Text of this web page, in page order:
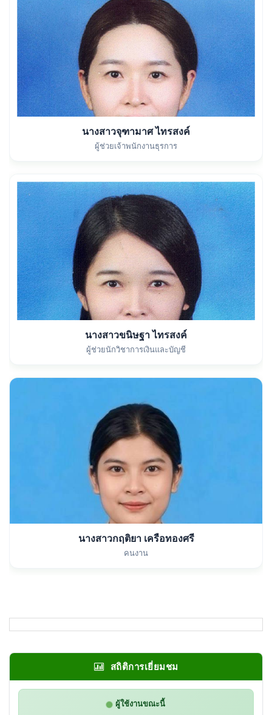
นางสาวจุฑามาศ ไทรสงค์
ผู้ช่วยเจ้าพนักงานธุรการ
นางสาวขนิษฐา ไทรสงค์
ผู้ช่วยนักวิชาการเงินและบัญชี
นางสาวกฤติยา เครือทองศรี
คนงาน
สถิติการเยี่ยมชม
ผู้ใช้งานขณะนี้